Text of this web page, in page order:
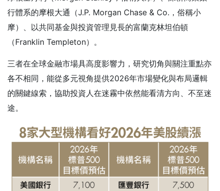
行體系的摩根大通（J.P. Morgan Chase & Co.，俗稱小
摩）、以共同基金與投資管理見長的富蘭克林坦伯頓
（Franklin Templeton）。
三者在全球金融市場具高度影響力，研究切角與關注重點亦
各不相同，能從多元視角提供2026年市場變化與布局邏輯
的關鍵線索，協助投資人在迷霧中依然能看清方向、不至迷
途。